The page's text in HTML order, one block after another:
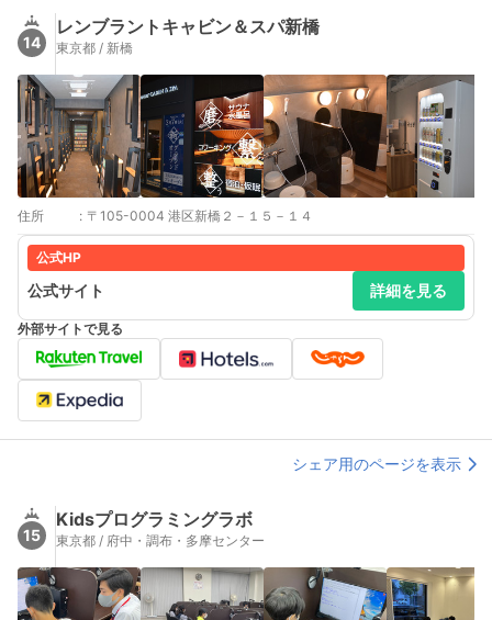
14
レンブラントキャビン＆スパ新橋
東京都 / 新橋
住所 : 〒105-0004 港区新橋２－１５－１４
公式HP
公式サイト 詳細を見る
外部サイトで見る
シェア用のページを表示
15
Kidsプログラミングラボ
東京都 / 府中・調布・多摩センター